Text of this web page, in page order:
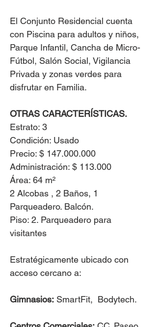
El Conjunto Residencial cuenta
con Piscina para adultos y niños,
Parque Infantil, Cancha de Micro-
Fútbol, Salón Social, Vigilancia
Privada y zonas verdes para
disfrutar en Familia.
OTRAS CARACTERÍSTICAS. ​
Estrato: 3
Condición: Usado
Precio: $ 147.000.000
Administración: $ 113.000
Área: 64 m²
2 Alcobas , 2 Baños, 1
Parqueadero. Balcón.
Piso: 2. Parqueadero para
visitantes
Estratégicamente ubicado con
acceso cercano a:
Gimnasios: SmartFit, Bodytech.